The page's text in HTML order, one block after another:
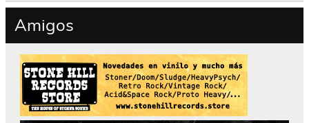
Amigos